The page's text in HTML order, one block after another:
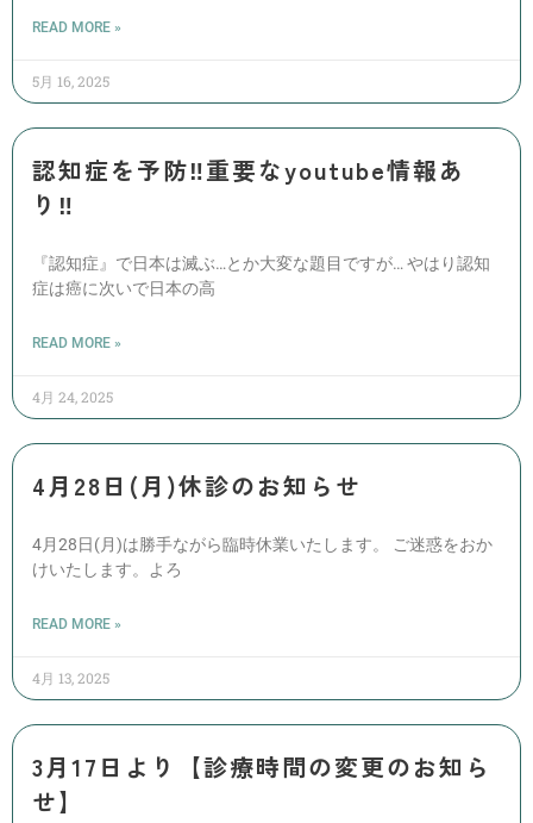
READ MORE »
5月 16, 2025
認知症を予防‼️重要なyoutube情報あ
り‼️
『認知症』で日本は滅ぶ…とか大変な題目ですが… やはり認知
症は癌に次いで日本の高
READ MORE »
4月 24, 2025
4月28日(月)休診のお知らせ
4月28日(月)は勝手ながら臨時休業いたします。 ご迷惑をおか
けいたします。よろ
READ MORE »
4月 13, 2025
3月17日より【診療時間の変更のお知ら
せ】